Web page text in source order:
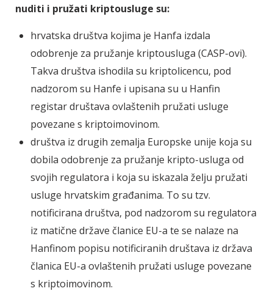
nuditi i pružati kriptousluge su:
hrvatska društva kojima je Hanfa izdala
odobrenje za pružanje kriptousluga (CASP-ovi).
Takva društva ishodila su kriptolicencu, pod
nadzorom su Hanfe i upisana su u Hanfin
registar društava ovlaštenih pružati usluge
povezane s kriptoimovinom.
društva iz drugih zemalja Europske unije koja su
dobila odobrenje za pružanje kripto-usluga od
svojih regulatora i koja su iskazala želju pružati
usluge hrvatskim građanima. To su tzv.
notificirana društva, pod nadzorom su regulatora
iz matične države članice EU-a te se nalaze na
Hanfinom popisu notificiranih društava iz država
članica EU-a ovlaštenih pružati usluge povezane
s kriptoimovinom.